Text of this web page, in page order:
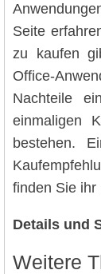
Seite
zu kaufen
Office-
Nachteile
einmaligen
bestehen.
finden Sie ihr
Details und
Weitere